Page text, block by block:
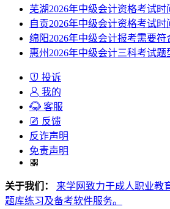
芜湖2026年中级会计资格考试时
自贡2026年中级会计资格考试时
绵阳2026年中级会计报考需要符
惠州2026年中级会计三科考试题
投诉
我的
客服
反馈
反诈声明
免责声明
关于我们：
来学网致力于成人职业教
题库练习及备考软件服务。